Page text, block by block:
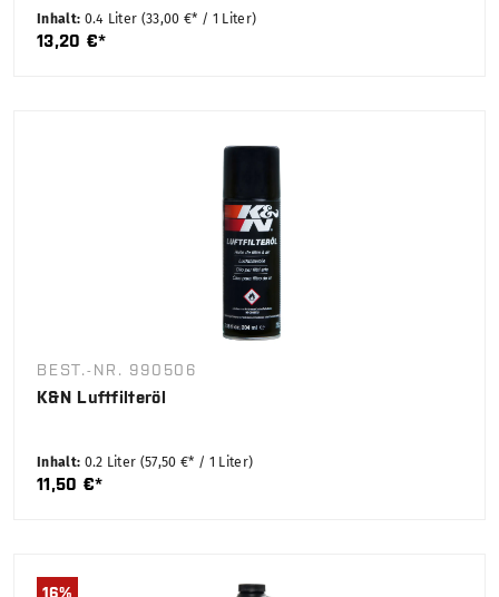
Inhalt: 0.4 Liter (33,00 €* / 1 Liter)
13,20 €*
BEST.-NR. 990506
K&N Luftfilteröl
Inhalt: 0.2 Liter (57,50 €* / 1 Liter)
11,50 €*
16%